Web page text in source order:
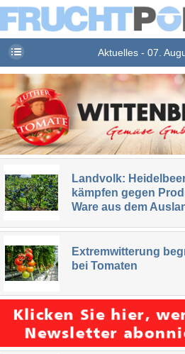
Aktuelles - 07.
Landvolk:
kämpfen gegen
Ware aus dem
Extremwitterung
bei Tomaten